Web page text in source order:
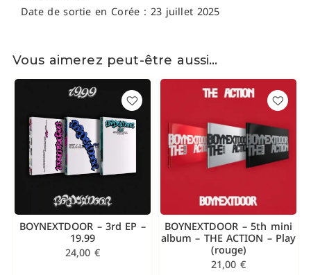
Date de sortie en Corée : 23 juillet 2025
Vous aimerez peut-être aussi…
BOYNEXTDOOR – 3rd EP –
19.99
24,00 €
BOYNEXTDOOR – 5th mini
album – THE ACTION – Play
(rouge)
21,00 €